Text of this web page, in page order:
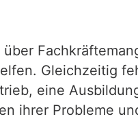
Gleichzeitig
eine
ihrer Probleme